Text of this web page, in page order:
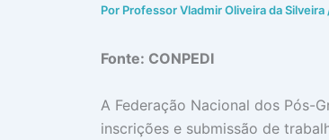
Por Professor Vladmir Oliveira da Silveira
Fonte: CONPEDI
A Federação Nacional dos Pós-
inscrições e submissão de